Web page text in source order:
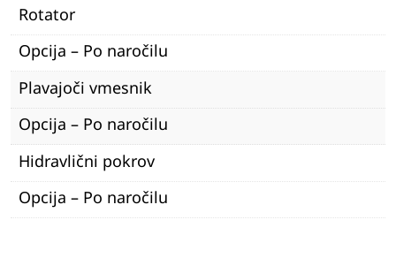
Rotator
Opcija – Po naročilu
Plavajoči vmesnik
Opcija – Po naročilu
Hidravlični pokrov
Opcija – Po naročilu